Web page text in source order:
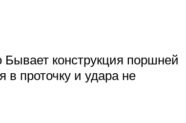
конструкция поршней
в проточку и удара не